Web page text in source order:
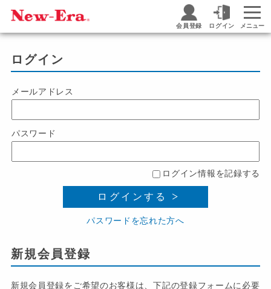
会員登録 ログイン メニュー
ログイン
メールアドレス
パスワード
ログイン情報を記録する
ログインする
パスワードを忘れた方へ
新規会員登録
新規会員登録をご希望のお客様は、下記の登録フォームに必要